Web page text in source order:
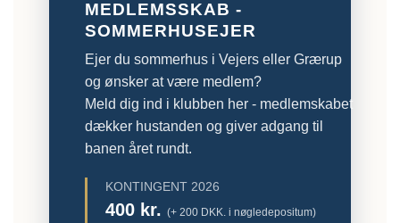
MEDLEMSSKAB -
SOMMERHUSEJER
Ejer du sommerhus i Vejers eller Grærup
og ønsker at være medlem?
Meld dig ind i klubben her - medlemskabet
dækker hustanden og giver adgang til
banen året rundt.
KONTINGENT 2026
400 kr. (+ 200 DKK. i nøgledepositum)